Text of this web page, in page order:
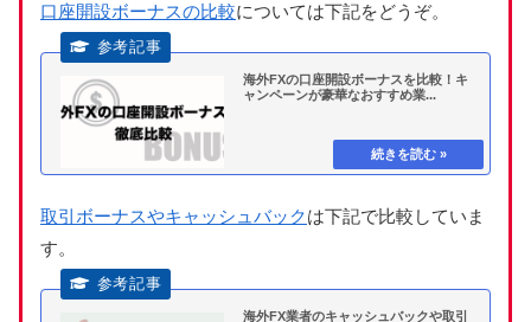
口座開設ボーナスの比較については下記をどうぞ。
海外FXの口座開設ボーナスを比較！キ
ャンペーンが豪華なおすすめ業...
取引ボーナスやキャッシュバックは下記で比較していま
す。
海外FX業者のキャッシュバックや取引